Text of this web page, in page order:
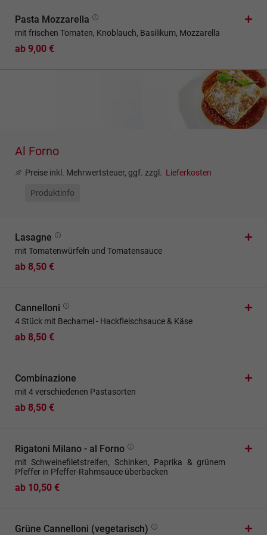
Pasta Mozzarella
mit frischen Tomaten, Knoblauch, Basilikum, Mozzarella
ab 9,00 €
Al Forno
Preise inkl. Mehrwertsteuer, ggf. zzgl. Lieferkosten
Produktinfo
Lasagne
mit Tomatenwürfeln und Tomatensauce
ab 8,50 €
Cannelloni
4 Stück mit Bechamel - Hackfleischsauce & Käse
ab 8,50 €
Combinazione
mit 4 verschiedenen Pastasorten
ab 8,50 €
Rigatoni Milano - al Forno
mit Schweinefiletstreifen, Schinken, Paprika & grünem
Pfeffer in Pfeffer-Rahmsauce überbacken
ab 10,50 €
Grüne Cannelloni (vegetarisch)